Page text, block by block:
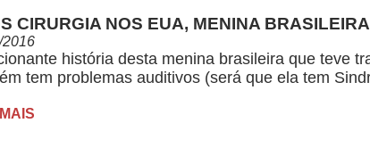
CIRURGIA NOS EUA, MENINA
2016
história desta menina brasileira que teve
tem problemas auditivos (será que ela tem